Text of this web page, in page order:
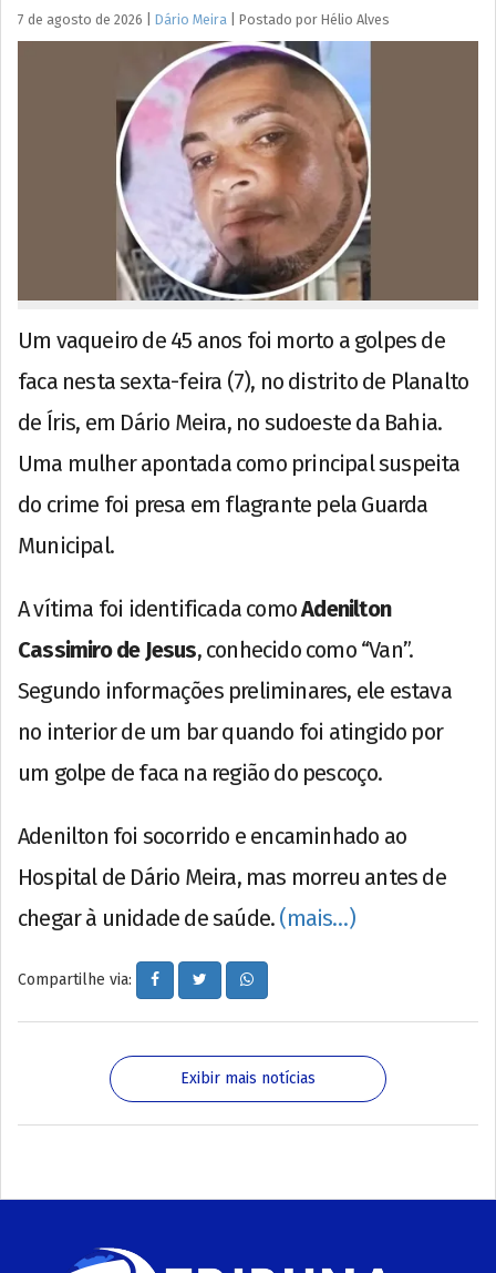
7 de agosto de 2026 Dário Meira Postado por Hélio Alves
Um vaqueiro de 45 anos foi morto a golpes de
faca nesta sexta-feira (7), no distrito de Planalto
de Íris, em Dário Meira, no sudoeste da Bahia.
Uma mulher apontada como principal suspeita
do crime foi presa em flagrante pela Guarda
Municipal.
A vítima foi identificada comoAdenilton
Cassimiro de Jesus, conhecido como “Van”.
Segundo informações preliminares, ele estava
no interior de um bar quando foi atingido por
um golpe de faca na região do pescoço.
Adenilton foi socorrido e encaminhado ao
Hospital de Dário Meira, mas morreu antes de
chegar à unidade de saúde. (mais…)
Compartilhe via:
Exibir mais notícias